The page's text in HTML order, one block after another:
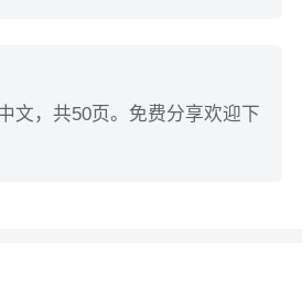
文，共50页。免费分享欢迎下